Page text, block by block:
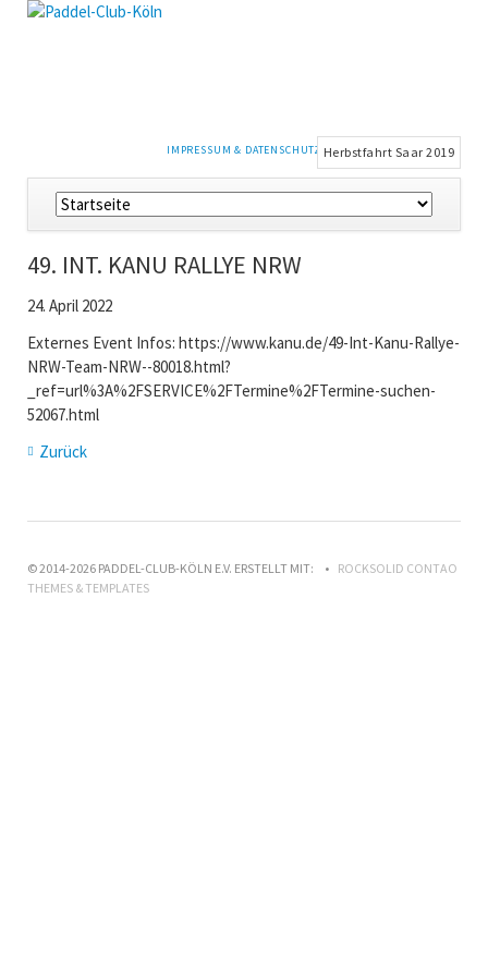
NAVIGATION
IMPRESSUM & DATENSCHUTZ Herbstfahrt Saar 2019
Navigation
überspringen
49. INT. KANU RALLYE NRW
24. April 2022
Externes Event Infos: https://www.kanu.de/49-Int-Kanu-Rallye-
NRW-Team-NRW--80018.html?
_ref=url%3A%2FSERVICE%2FTermine%2FTermine-suchen-
52067.html
Zurück
© 2014-2026 PADDEL-CLUB-KÖLN E.V. ERSTELLT MIT:
ROCKSOLID CONTAO
THEMES & TEMPLATES